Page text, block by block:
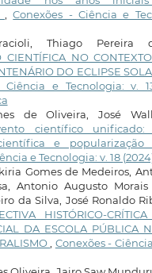
,Conexões - Ciência e
Thiago
CIENTÍFICA NO
DO ECLIPSE
Ciência e Tecnologia: v.
de Oliveira, José
científico
e
e Tecnologia: v. 18
Gomes de Medeiros,
Antonio Augusto Morais
da Silva, José Ronaldo
HISTÓRICO-
DA ESCOLA PÚBLICA
Conexões -